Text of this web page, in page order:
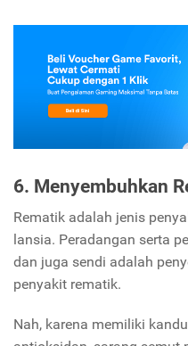
6. Menyembuhkan
Rematik adalah jenis
lansia. Peradangan serta
dan juga sendi adalah
penyakit rematik.
Nah, karena memiliki